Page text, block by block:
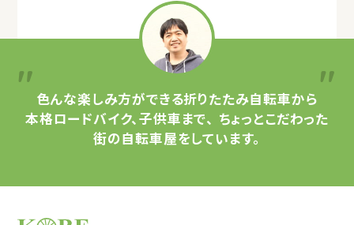
色んな楽しみ方ができる折りたたみ自転車から
本格ロードバイク、子供車まで、 ちょっとこだわった
街の自転車屋をしています。